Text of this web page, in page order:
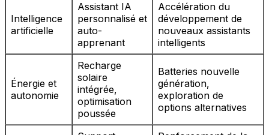
Intelligence
artificielle
Assistant IA
personnalisé et
auto-
apprenant
Accélération du
développement de
nouveaux assistants
intelligents
Énergie et
autonomie
Recharge
solaire
intégrée,
optimisation
poussée
Batteries nouvelle
génération,
exploration de
options alternatives